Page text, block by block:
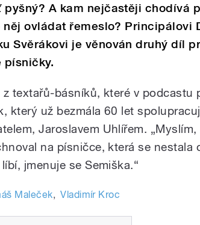
pyšný? A kam nejčastěji chodívá
něj ovládat řemeslo? Principálovi
Svěrákovi je věnován druhý díl
písničky.
z textařů-básníků, které v podcastu
který už bezmála 60 let
Jaroslavem Uhlířem.
na písničce, která se nestala
jmenuje se Semiška.“
Maleček, Vladimír Kroc